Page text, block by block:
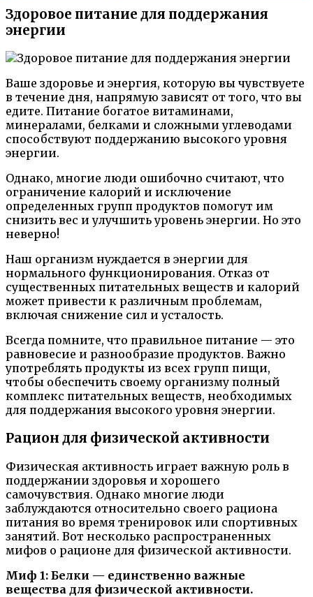
Здоровое питание для поддержания
энергии
Ваше здоровье и энергия, которую вы чувствуете
в течение дня, напрямую зависят от того, что вы
едите. Питание богатое витаминами,
минералами, белками и сложными углеводами
способствуют поддержанию высокого уровня
энергии.
Однако, многие люди ошибочно считают, что
ограничение калорий и исключение
определенных групп продуктов помогут им
снизить вес и улучшить уровень энергии. Но это
неверно!
Наш организм нуждается в энергии для
нормального функционирования. Отказ от
существенных питательных веществ и калорий
может привести к различным проблемам,
включая снижение сил и усталость.
Всегда помните, что правильное питание — это
равновесие и разнообразие продуктов. Важно
употреблять продукты из всех групп пищи,
чтобы обеспечить своему организму полный
комплекс питательных веществ, необходимых
для поддержания высокого уровня энергии.
Рацион для физической активности
Физическая активность играет важную роль в
поддержании здоровья и хорошего
самочувствия. Однако многие люди
заблуждаются относительно своего рациона
питания во время тренировок или спортивных
занятий. Вот несколько распространенных
мифов о рационе для физической активности.
Миф 1: Белки — единственно важные
вещества для физической активности.